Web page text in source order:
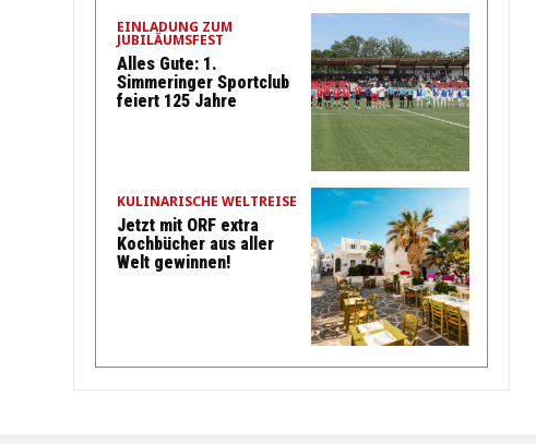
EINLADUNG ZUM
JUBILÄUMSFEST
Alles Gute: 1.
Simmeringer Sportclub
feiert 125 Jahre
KULINARISCHE WELTREISE
Jetzt mit ORF extra
Kochbücher aus aller
Welt gewinnen!